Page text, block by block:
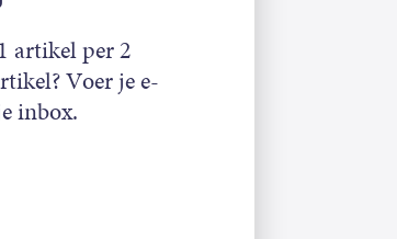
artikel per 2
Voer je e-
inbox.